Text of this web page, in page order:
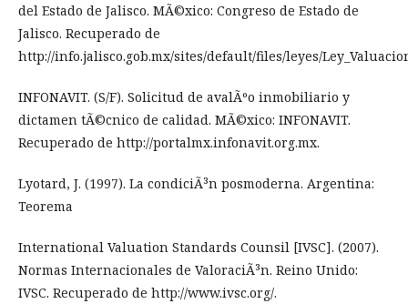
del Estado de Jalisco. MÃ©xico: Congreso de Estado de
Jalisco. Recuperado de
http://info.jalisco.gob.mx/sites/default/files/leyes/
INFONAVIT. (S/F). Solicitud de avalÃºo inmobiliario y
dictamen tÃ©cnico de calidad. MÃ©xico: INFONAVIT.
Recuperado de http://portalmx.infonavit.org.mx.
Lyotard, J. (1997). La condiciÃ³n posmoderna. Argentina:
Teorema
International Valuation Standards Counsil [IVSC]. (2007).
Normas Internacionales de ValoraciÃ³n. Reino Unido:
IVSC. Recuperado de http://www.ivsc.org/.